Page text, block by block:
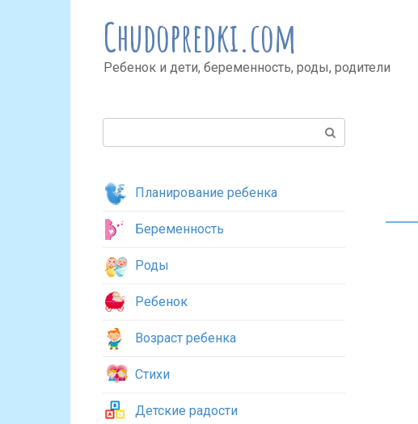
Chudopredki.com
Ребенок и дети, беременность, роды, родители
Планирование ребенка
Беременность
Роды
Ребенок
Возраст ребенка
Стихи
Детские радости